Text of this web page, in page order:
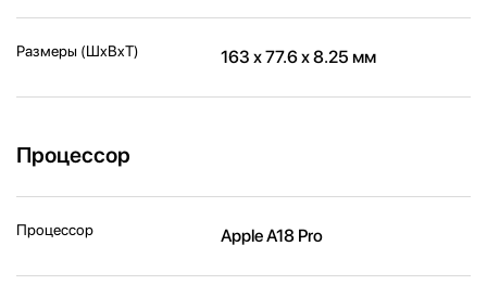
Размеры (ШxВxТ) 163 х 77.6 х 8.25 мм
Процессор
Процессор Apple A18 Pro